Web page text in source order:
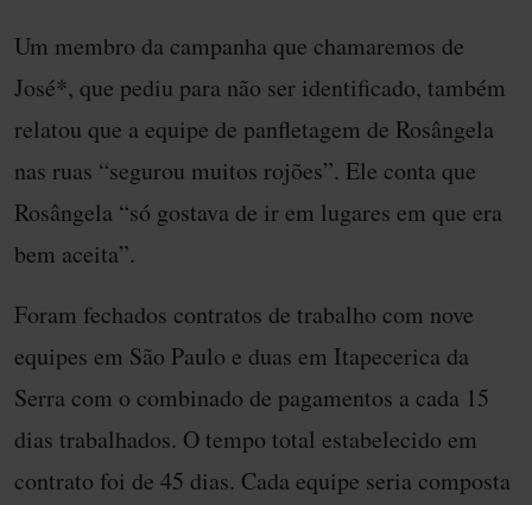
Um membro da campanha que chamaremos de
José*, que pediu para não ser identificado, também
relatou que a equipe de panfletagem de Rosângela
nas ruas “segurou muitos rojões”. Ele conta que
Rosângela “só gostava de ir em lugares em que era
bem aceita”.
Foram fechados contratos de trabalho com nove
equipes em São Paulo e duas em Itapecerica da
Serra com o combinado de pagamentos a cada 15
dias trabalhados. O tempo total estabelecido em
contrato foi de 45 dias. Cada equipe seria composta